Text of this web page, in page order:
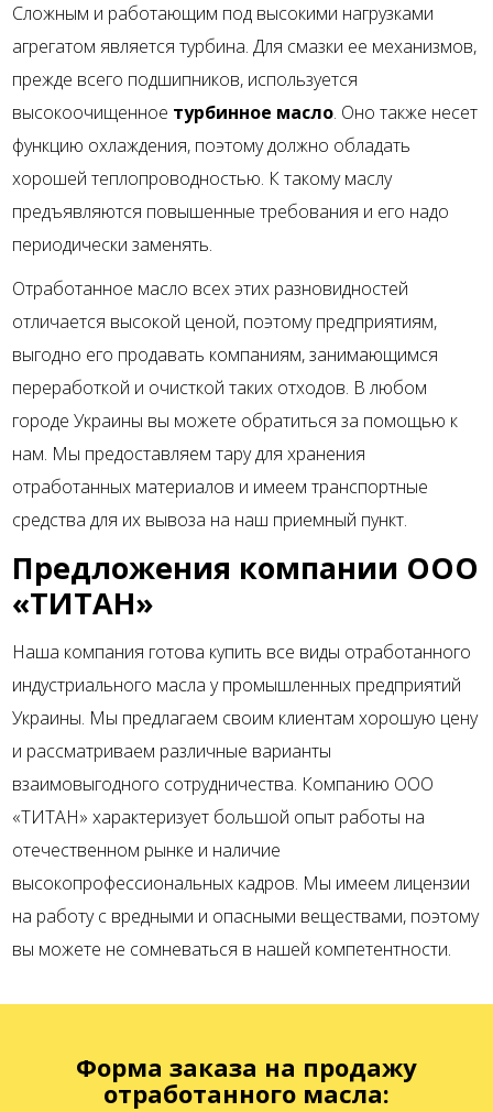
Сложным и работающим под высокими нагрузками
агрегатом является турбина. Для смазки ее механизмов,
прежде всего подшипников, используется
высокоочищенное турбинное масло. Оно также несет
функцию охлаждения, поэтому должно обладать
хорошей теплопроводностью. К такому маслу
предъявляются повышенные требования и его надо
периодически заменять.
Отработанное масло всех этих разновидностей
отличается высокой ценой, поэтому предприятиям,
выгодно его продавать компаниям, занимающимся
переработкой и очисткой таких отходов. В любом
городе Украины вы можете обратиться за помощью к
нам. Мы предоставляем тару для хранения
отработанных материалов и имеем транспортные
средства для их вывоза на наш приемный пункт.
Предложения компании ООО
«ТИТАН»
Наша компания готова купить все виды отработанного
индустриального масла у промышленных предприятий
Украины. Мы предлагаем своим клиентам хорошую цену
и рассматриваем различные варианты
взаимовыгодного сотрудничества. Компанию ООО
«ТИТАН» характеризует большой опыт работы на
отечественном рынке и наличие
высокопрофессиональных кадров. Мы имеем лицензии
на работу с вредными и опасными веществами, поэтому
вы можете не сомневаться в нашей компетентности.
Форма заказа на продажу
отработанного масла: